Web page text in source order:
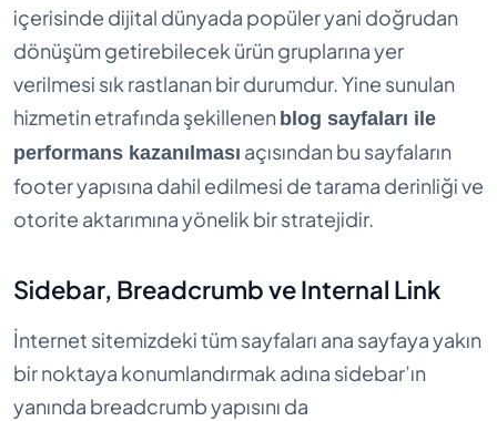
içerisinde dijital dünyada popüler yani doğrudan
dönüşüm getirebilecek ürün gruplarına yer
verilmesi sık rastlanan bir durumdur. Yine sunulan
hizmetin etrafında şekillenen blog sayfaları ile
performans kazanılması açısından bu sayfaların
footer yapısına dahil edilmesi de tarama derinliği ve
otorite aktarımına yönelik bir stratejidir.
Sidebar, Breadcrumb ve Internal Link
İnternet sitemizdeki tüm sayfaları ana sayfaya yakın
bir noktaya konumlandırmak adına sidebar’ın
yanında breadcrumb yapısını da